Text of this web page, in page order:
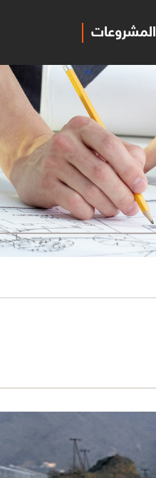
المشروعات